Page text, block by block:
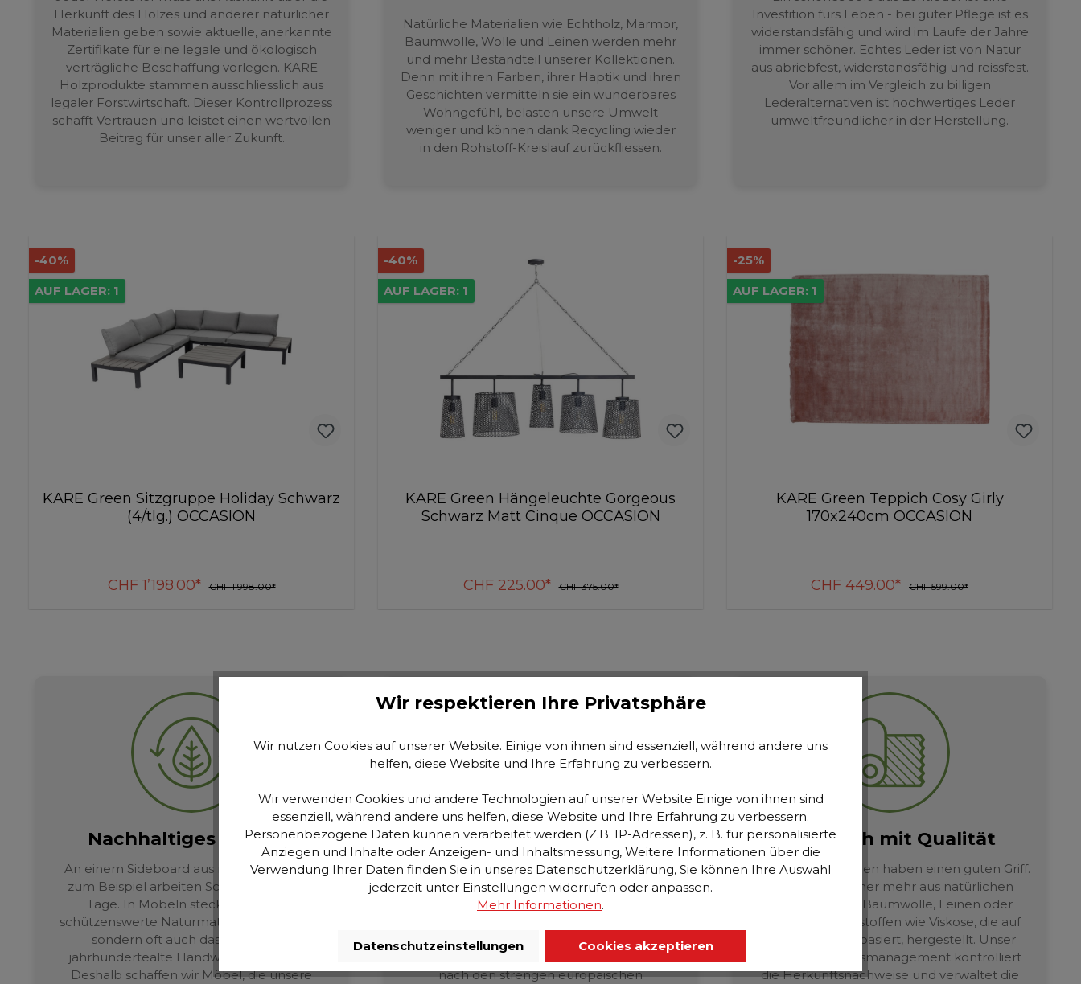
Herkunft des Holzes und anderer natürlicher
Materialien geben sowie aktuelle, anerkannte
Zertifikate für eine legale und ökologisch
verträgliche Beschaffung vorlegen. KARE
Holzprodukte stammen ausschliesslich aus
legaler Forstwirtschaft. Dieser Kontrollprozess
schafft Vertrauen und leistet einen wertvollen
Beitrag für unser aller Zukunft.
Natürliche Materialien wie Echtholz, Marmor,
Baumwolle, Wolle und Leinen werden mehr
und mehr Bestandteil unserer Kollektionen.
Denn mit ihren Farben, ihrer Haptik und ihren
Geschichten vermitteln sie ein wunderbares
Wohngefühl, belasten unsere Umwelt
weniger und können dank Recycling wieder
in den Rohstoff-Kreislauf zurückfliessen.
Investition fürs Leben - bei guter Pflege ist es
widerstandsfähig und wird im Laufe der Jahre
immer schöner. Echtes Leder ist von Natur
aus abriebfest, widerstandsfähig und reissfest.
Vor allem im Vergleich zu billigen
Lederalternativen ist hochwertiges Leder
umweltfreundlicher in der Herstellung.
-40%
AUF LAGER: 1
KARE Green Hängeleuchte Gorgeous
Schwarz Matt Cinque OCCASION
CHF 225.00* CHF 375.00*
-25%
AUF LAGER: 1
KARE Green Teppich Cosy Girly
170x240cm OCCASION
CHF 449.00* CHF 599.00*
-56%
AUF LAGER: 1
KARE Green Garderobe Ravello
174x160cm OCCASION
CHF 452.10* CHF 1’029.00*
Nachhaltiges Denken
An einem Sideboard aus recyceltem Holz
zum Beispiel arbeiten Schreiner oft viele
Tage. In Möbeln stecken nicht nur
schützenswerte Naturmaterialien wie Holz,
sondern oft auch das Wissen um
jahrhundertealte Handwerkstraditionen.
Deshalb schaffen wir Möbel, die unsere
Qualität auf dem Prüfstand
KARE steht für Kreativität, Fantasie und
Leidenschaft. Und doch ist es die Bürokratie,
die für den sorgfältigen Umgang mit der
sorgt. Unsere Abteilung
Qualitätsmanagement prüft jedes Produkt
nach den strengen europäischen
Natürlich mit Qualität
Unsere Heimtextilien haben einen guten Griff.
Sie werden immer mehr aus natürlichen
Materialien wie Baumwolle, Leinen oder
naturnahen Rohstoffen wie Viskose, die auf
Pflanzenfasern basiert, hergestellt. Unser
internes Qualitätsmanagement kontrolliert
die Herkunftsnachweise und verwaltet die
Wir respektieren Ihre Privatsphäre
Wir nutzen Cookies auf unserer Website. Einige von ihnen sind essenziell, während andere uns
helfen, diese Website und Ihre Erfahrung zu verbessern.
Wir verwenden Cookies und andere Technologien auf unserer Website Einige von ihnen sind
essenziell, während andere uns helfen, diese Website und Ihre Erfahrung zu verbessern.
Personenbezogene Daten künnen verarbeitet werden (Z.B. IP-Adressen), z. B. für personalisierte
Anziegen und Inhalte oder Anzeigen- und Inhaltsmessung, Weitere Informationen über die
Verwendung Ihrer Daten finden Sie in unseres Datenschutzerklärung, Sie können Ihre Auswahl
jederzeit unter Einstellungen widerrufen oder anpassen.
Mehr Informationen.
Datenschutzeinstellungen Cookies akzeptieren